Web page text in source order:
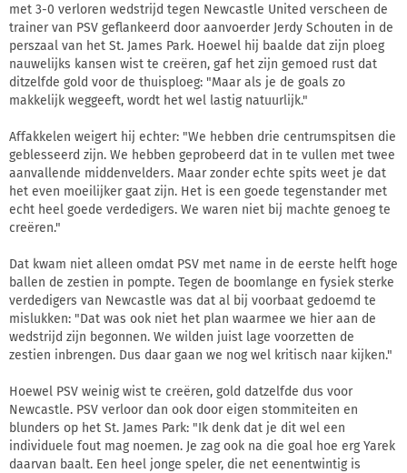
met 3-0 verloren wedstrijd tegen Newcastle United verscheen de
trainer van PSV geflankeerd door aanvoerder Jerdy Schouten in de
perszaal van het St. James Park. Hoewel hij baalde dat zijn ploeg
nauwelijks kansen wist te creëren, gaf het zijn gemoed rust dat
ditzelfde gold voor de thuisploeg: "Maar als je de goals zo
makkelijk weggeeft, wordt het wel lastig natuurlijk."
Affakkelen weigert hij echter: "We hebben drie centrumspitsen die
geblesseerd zijn. We hebben geprobeerd dat in te vullen met twee
aanvallende middenvelders. Maar zonder echte spits weet je dat
het even moeilijker gaat zijn. Het is een goede tegenstander met
echt heel goede verdedigers. We waren niet bij machte genoeg te
creëren."
Dat kwam niet alleen omdat PSV met name in de eerste helft hoge
ballen de zestien in pompte. Tegen de boomlange en fysiek sterke
verdedigers van Newcastle was dat al bij voorbaat gedoemd te
mislukken: "Dat was ook niet het plan waarmee we hier aan de
wedstrijd zijn begonnen. We wilden juist lage voorzetten de
zestien inbrengen. Dus daar gaan we nog wel kritisch naar kijken."
Hoewel PSV weinig wist te creëren, gold datzelfde dus voor
Newcastle. PSV verloor dan ook door eigen stommiteiten en
blunders op het St. James Park: "Ik denk dat je dit wel een
individuele fout mag noemen. Je zag ook na die goal hoe erg Yarek
daarvan baalt. Een heel jonge speler, die net eenentwintig is